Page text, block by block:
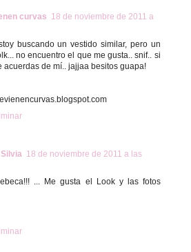
curvas 18 de noviembre de 2011 a
buscando un vestido similar, pero un
no encuentro el que me gusta.. snif.. si
acuerdas de mí.. jajjaa besitos guapa!
18 de noviembre de 2011 a las
... Me gusta el Look y las fotos